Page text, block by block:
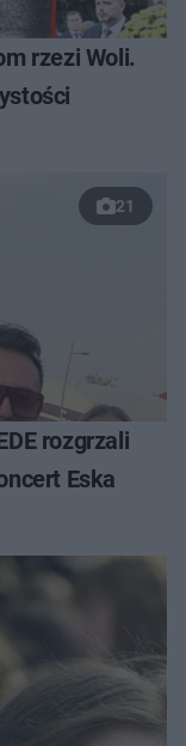
rzezi Woli.
21
rozgrzali
Eska